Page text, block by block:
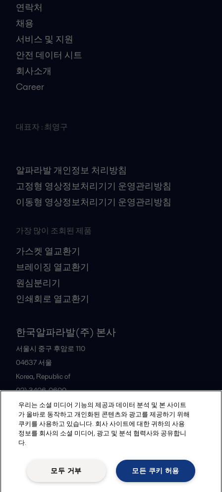
연락처
채용
서비스 및 지원
안전 데이터 시트
회사소개
Career
대표자 : 최영구
알파라발 개인정보 처리방침
고정형 영상정보처리기기 운영관리방침
이동형 영상정보처리기기 운영관리방침
가장 많이 조회된 제품
가스켓 열교환기
브레이징 열교환기
원심분리기
인쇄회로 열교환기
한국알파라발(주) 본사
서울시 중구 후암로 110
04637 서울
Korea, Republic of
02) 3406-0600
All offices and partners
Follow us
Legal terms and conditions
우리는 소셜 미디어 기능의 제공과 데이터 분석 및 본 사이트
가 올바로 동작하고 개인화된 콘텐츠와 광고를 제공하기 위해
쿠키를 사용하고 있습니다. 회사 사이트에 대한 귀하의 사용
정보를 회사의 소셜 미디어, 광고 및 분석 협력사와 공유합니
다.
모든 쿠키 허용
모두 거부